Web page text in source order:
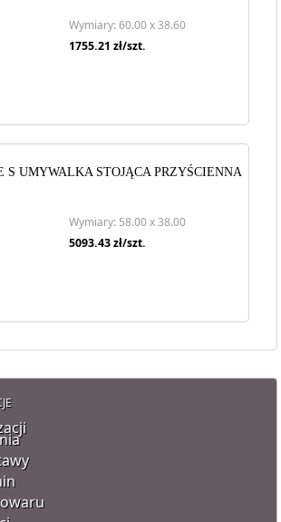
Wymiary: 60.00 x 38.60
1755.21 zł/szt.
S UMYWALKA STOJĄCA PRZYŚCIENNA
Wymiary: 58.00 x 38.00
5093.43zł/szt.